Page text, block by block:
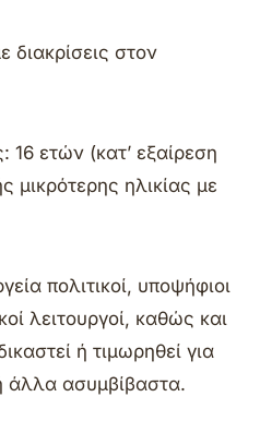
διακρίσεις στον
16 ετών (κατ’ εξαίρεση
μικρότερης ηλικίας με
πολιτικοί, υποψήφιοι
λειτουργοί, καθώς και
ή τιμωρηθεί για
άλλα ασυμβίβαστα.